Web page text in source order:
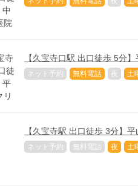
【久宝寺口駅 出口徒歩 5分
ネット予約 無料電話 夜 土
【久宝寺駅 出口徒歩 3分】
ネット予約 無料電話 夜 土